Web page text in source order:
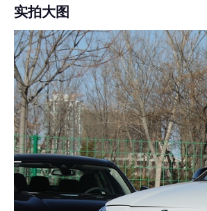
实拍大图